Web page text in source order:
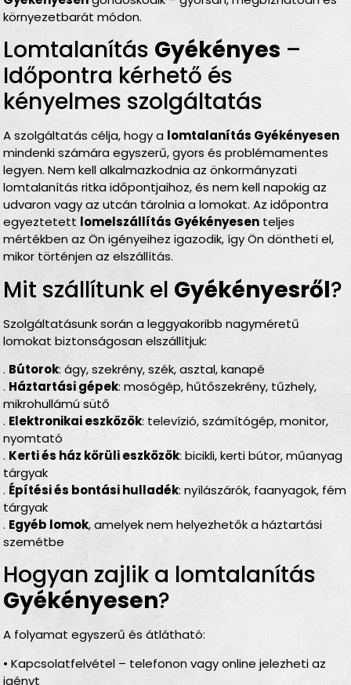
környezetbarát módon.
Lomtalanítás Gyékényes –
Időpontra kérhető és
kényelmes szolgáltatás
A szolgáltatás célja, hogy a lomtalanítás Gyékényesen
mindenki számára egyszerű, gyors és problémamentes
legyen. Nem kell alkalmazkodnia az önkormányzati
lomtalanítás ritka időpontjaihoz, és nem kell napokig az
udvaron vagy az utcán tárolnia a lomokat. Az időpontra
egyeztetett lomelszállítás Gyékényesen teljes
mértékben az Ön igényeihez igazodik, így Ön döntheti el,
mikor történjen az elszállítás.
Mit szállítunk el Gyékényesről?
Szolgáltatásunk során a leggyakoribb nagyméretű
lomokat biztonságosan elszállítjuk:
. Bútorok: ágy, szekrény, szék, asztal, kanapé
. Háztartási gépek: mosógép, hűtőszekrény, tűzhely,
mikrohullámú sütő
. Elektronikai eszközök: televízió, számítógép, monitor,
nyomtató
. Kerti és ház körüli eszközök: bicikli, kerti bútor, műanyag
tárgyak
. Építési és bontási hulladék: nyílászárók, faanyagok, fém
tárgyak
. Egyéb lomok, amelyek nem helyezhetők a háztartási
szemétbe
Hogyan zajlik a lomtalanítás
Gyékényesen?
A folyamat egyszerű és átlátható:
• Kapcsolatfelvétel – telefonon vagy online jelezheti az
igényt